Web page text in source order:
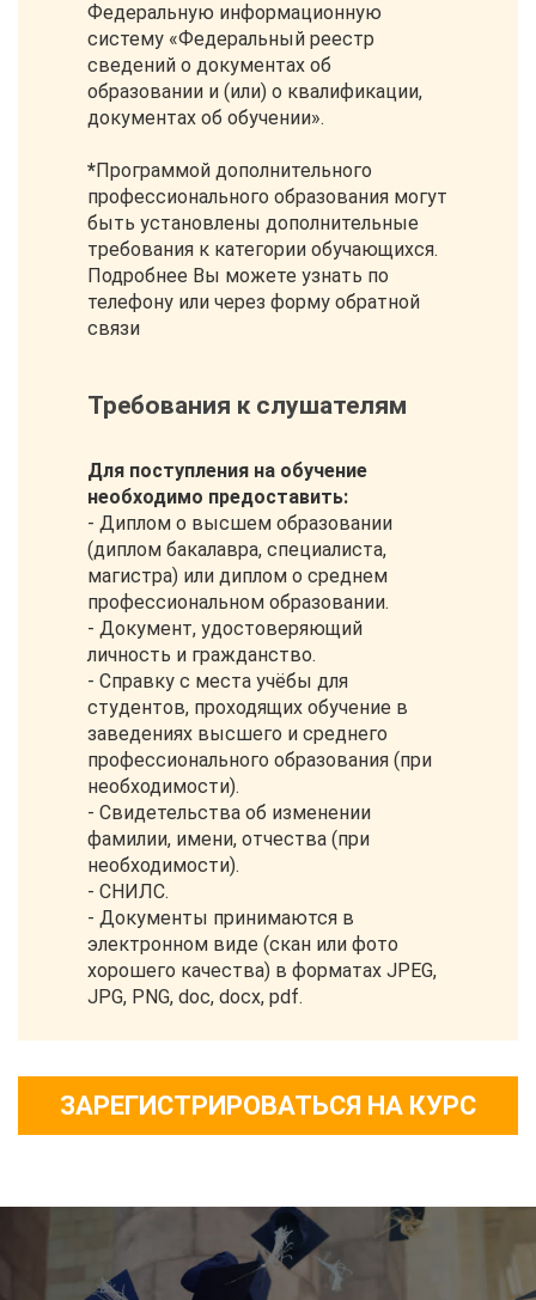
Федеральную информационную
систему «Федеральный реестр
сведений о документах об
образовании и (или) о квалификации,
документах об обучении».
*Программой дополнительного
профессионального образования могут
быть установлены дополнительные
требования к категории обучающихся.
Подробнее Вы можете узнать по
телефону или через форму обратной
связи
Требования к слушателям
Для поступления на обучение
необходимо предоставить:
- Диплом о высшем образовании
(диплом бакалавра, специалиста,
магистра) или диплом о среднем
профессиональном образовании.
- Документ, удостоверяющий
личность и гражданство.
- Справку с места учёбы для
студентов, проходящих обучение в
заведениях высшего и среднего
профессионального образования (при
необходимости).
- Свидетельства об изменении
фамилии, имени, отчества (при
необходимости).
- СНИЛС.
- Документы принимаются в
электронном виде (скан или фото
хорошего качества) в форматах JPEG,
JPG, PNG, doc, docx, pdf.
ЗАРЕГИСТРИРОВАТЬСЯ НА КУРС